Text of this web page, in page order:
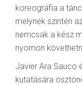
koreográfia a
melynek szintén
nemcsak a kész
nyomon
Javier Ara Sauco
kutatására